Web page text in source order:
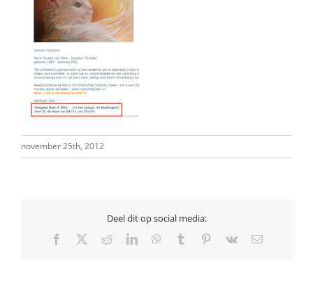
november 25th, 2012
Deel dit op social media:
Facebook RedditLinkedInWhatsApp
Tumblr Pinterest
Vk
E-